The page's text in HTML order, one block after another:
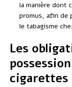
la manière dont
promus, afin de
le tabagisme
Les